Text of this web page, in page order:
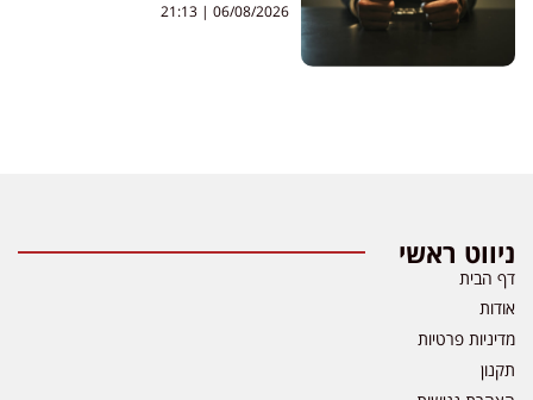
06/08/2026
ניווט ראשי
דף הבית
אודות
מדיניות פרטיות
תקנון